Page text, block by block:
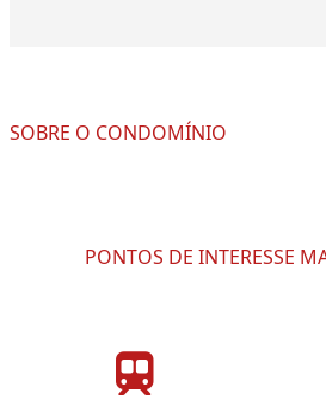
SOBRE O CONDOMÍNIO
PONTOS DE INTERESSE